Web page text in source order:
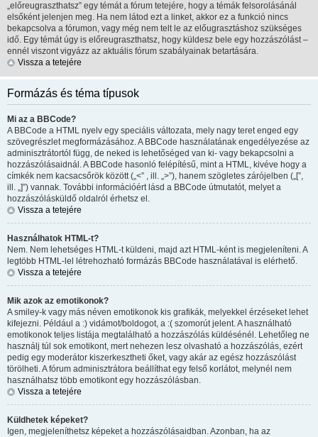
„előreugraszthatsz” egy témát a fórum tetejére, hogy a témák felsorolásánál
elsőként jelenjen meg. Ha nem látod ezt a linket, akkor ez a funkció nincs
bekapcsolva a fórumon, vagy még nem telt le az előugrasztáshoz szükséges
idő. Egy témát úgy is előreugraszthatsz, hogy küldesz bele egy hozzászólást –
ennél viszont vigyázz az aktuális fórum szabályainak betartására.
Vissza a tetejére
Formázás és téma típusok
Mi az a BBCode?
A BBCode a HTML nyelv egy speciális változata, mely nagy teret enged egy
szövegrészlet megformázásához. A BBCode használatának engedélyezése az
adminisztrátortól függ, de neked is lehetőséged van ki- vagy bekapcsolni a
hozzászólásaidnál. A BBCode hasonló felépítésű, mint a HTML, kivéve hogy a
címkék nem kacsacsőrök között („<” , ill. „>”), hanem szögletes zárójelben („[”,
ill. „]”) vannak. További információért lásd a BBCode útmutatót, melyet a
hozzászólásküldő oldalról érhetsz el.
Vissza a tetejére
Használhatok HTML-t?
Nem. Nem lehetséges HTML-t küldeni, majd azt HTML-ként is megjeleníteni. A
legtöbb HTML-lel létrehozható formázás BBCode használatával is elérhető.
Vissza a tetejére
Mik azok az emotikonok?
A smiley-k vagy más néven emotikonok kis grafikák, melyekkel érzéseket lehet
kifejezni. Például a :) vidámot/boldogot, a :( szomorút jelent. A használható
emotikonok teljes listája megtalálható a hozzászólás küldésénél. Lehetőleg ne
használj túl sok emotikont, mert nehezen lesz olvasható a hozzászólás, ezért
pedig egy moderátor kiszerkesztheti őket, vagy akár az egész hozzászólást
törölheti. A fórum adminisztrátora beállíthat egy felső korlátot, melynél nem
használhatsz több emotikont egy hozzászólásban.
Vissza a tetejére
Küldhetek képeket?
Igen, megjeleníthetsz képeket a hozzászólásaidban. Azonban, ha az